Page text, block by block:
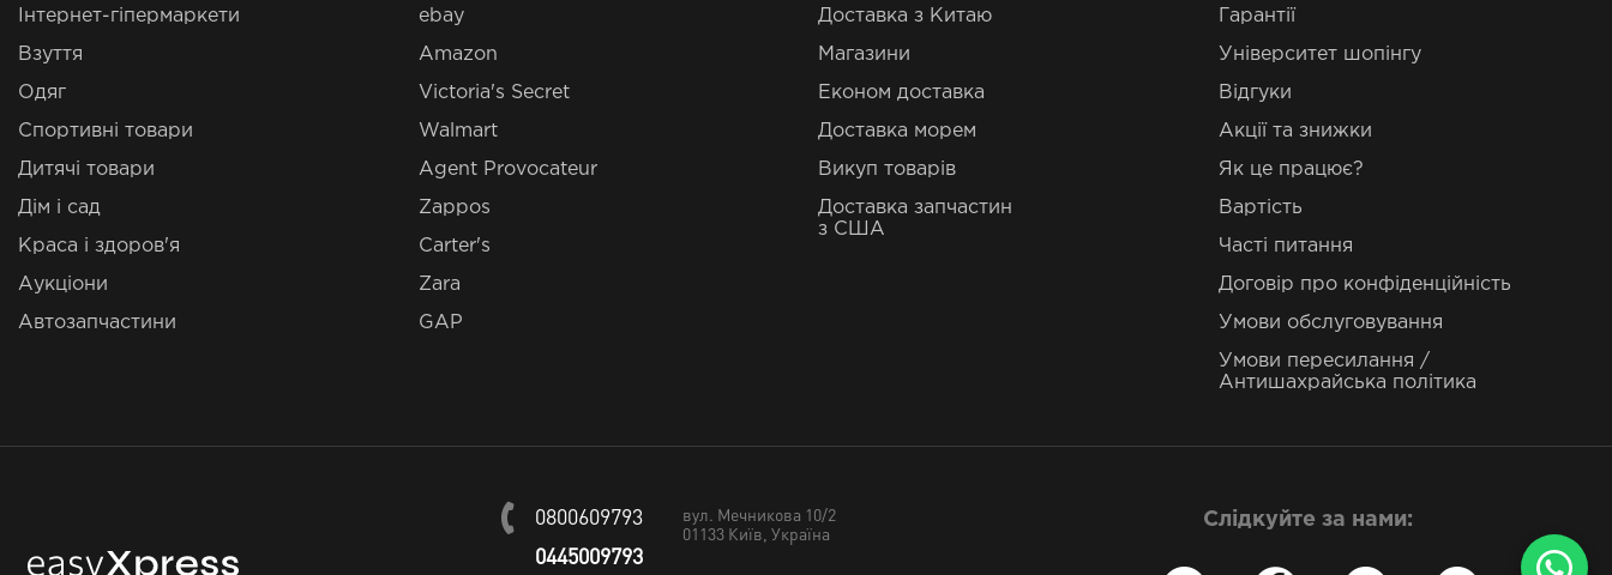
Інтернет-гіпермаркети
Взуття
Одяг
Спортивні товари
Дитячі товари
Дім і сад
Краса і здоров'я
Аукціони
Автозапчастини
ebay
Amazon
Victoria's Secret
Walmart
Agent Provocateur
Zappos
Carter's
Zara
GAP
Доставка з Китаю
Магазини
Економ доставка
Доставка морем
Викуп товарів
Доставка запчастин
з США
Гарантії
Університет шопінгу
Відгуки
Акції та знижки
Як це працює?
Вартість
Часті питання
Договір про конфіденційність
Умови обслуговування
Умови пересилання /
Антишахрайська політика
0800609793
0445009793
вул. Мечникова 10/2
01133 Київ, Україна
Слідкуйте за нами: